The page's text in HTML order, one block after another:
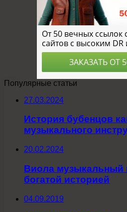
Популярные статьи
27.03.2024
История бубенцов
музыкального
20.02.2024
Виола музыкальный
богатой историей
04.09.2019